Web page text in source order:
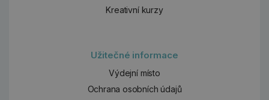
Kreativní kurzy
Užitečné informace
Výdejní místo
Ochrana osobních údajů